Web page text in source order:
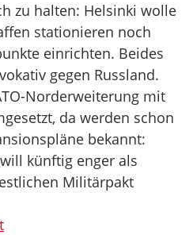
zu halten: Helsinki wolle
stationieren noch
einrichten. Beides
gegen Russland.
Norderweiterung mit
da werden schon
bekannt:
künftig enger als
Militärpakt